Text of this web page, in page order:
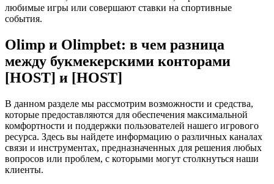
любимые игры или совершают ставки на спортивные
события.
Olimp и Olimpbet: в чем разница
между букмекерскими конторами
[HOST] и [HOST]
В данном разделе мы рассмотрим возможности и средства,
которые предоставляются для обеспечения максимальной
комфортности и поддержки пользователей нашего игрового
ресурса. Здесь вы найдете информацию о различных каналах
связи и инструментах, предназначенных для решения любых
вопросов или проблем, с которыми могут столкнуться наши
клиенты.